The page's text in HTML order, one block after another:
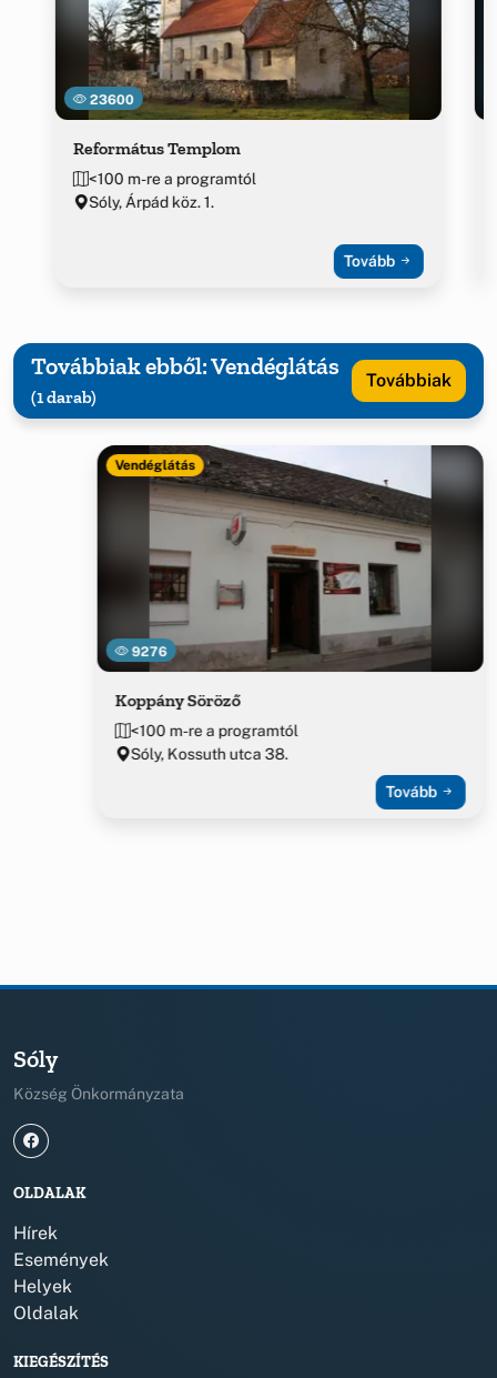
23600
Református Templom
<100 m-re a programtól
Sóly, Árpád köz. 1.
Tovább
Továbbiak ebből: Vendéglátás
(1 darab)
Továbbiak
9276
Vendéglátás
Koppány Söröző
<100 m-re a programtól
Sóly, Kossuth utca 38.
Tovább
Sóly
Község Önkormányzata
OLDALAK
Hírek
Események
Helyek
Oldalak
KIEGÉSZÍTÉS